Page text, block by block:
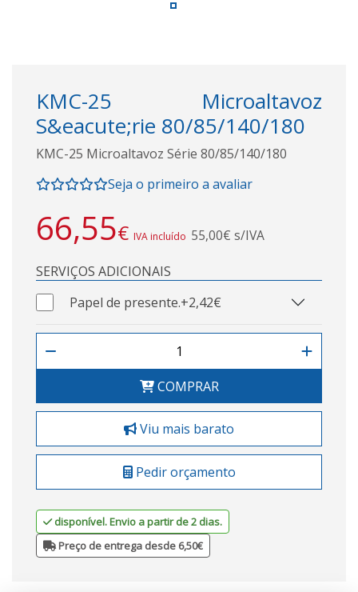
KMC-25 Microaltavoz
S&eacute;rie 80/85/140/180
KMC-25 Microaltavoz Série 80/85/140/180
Seja o primeiro a avaliar
66,55€ IVA incluído 55,00€ s/IVA
SERVIÇOS ADICIONAIS
Papel de presente.+2,42€
COMPRAR
Viu mais barato
Pedir orçamento
disponível. Envio a partir de 2 dias.
Preço de entrega desde 6,50€